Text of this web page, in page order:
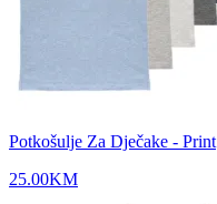
Potkošulje Za Dječake - Print
25.00KM